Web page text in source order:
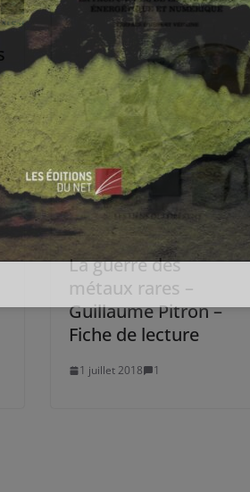
La guerre des
métaux rares –
Guillaume Pitron –
Fiche de lecture
1 juillet 2018 1